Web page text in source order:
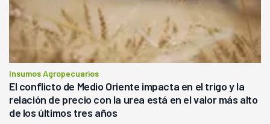
Insumos Agropecuarios
El conflicto de Medio Oriente impacta en el trigo y la
relación de precio con la urea está en el valor más alto
de los últimos tres años